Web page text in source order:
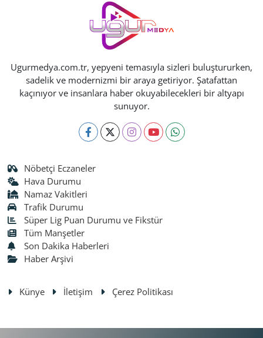
Ugurmedya.com.tr, yepyeni temasıyla sizleri buluştururken,
sadelik ve modernizmi bir araya getiriyor. Şatafattan
kaçınıyor ve insanlara haber okuyabilecekleri bir altyapı
sunuyor.
Nöbetçi Eczaneler
Hava Durumu
Namaz Vakitleri
Trafik Durumu
Süper Lig Puan Durumu ve Fikstür
Tüm Manşetler
Son Dakika Haberleri
Haber Arşivi
Künye İletişim Çerez Politikası